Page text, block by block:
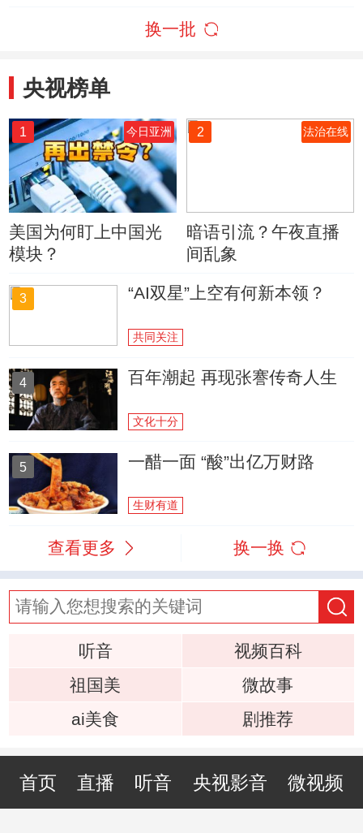
换一批
央视榜单
1 今日亚洲
美国为何盯上中国光
模块？
2 法治在线
暗语引流？午夜直播
间乱象
3 “AI双星”上空有何新本领？
共同关注
4 百年潮起 再现张謇传奇人生
文化十分
5 一醋一面 “酸”出亿万财路
生财有道
查看更多 换一换
听音
视频百科
祖国美
微故事
ai美食
剧推荐
首页 直播 听音 央视影音 微视频